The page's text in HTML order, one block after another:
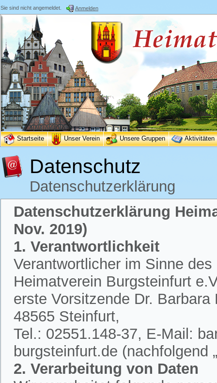
Sie sind nicht angemeldet. Anmelden
Startseite Unser Verein Unsere Gruppen Aktivitäten
Datenschutz
Datenschutzerklärung
Datenschutzerklärung
Nov. 2019)
1. Verantwortlichkeit
Verantwortlicher im Sinne
Heimatverein Burgsteinfurt
erste Vorsitzende Dr.
48565 Steinfurt,
Tel.: 02551.148-37, E-Mail:
burgsteinfurt.de (nachfolgend
2. Verarbeitung von Daten